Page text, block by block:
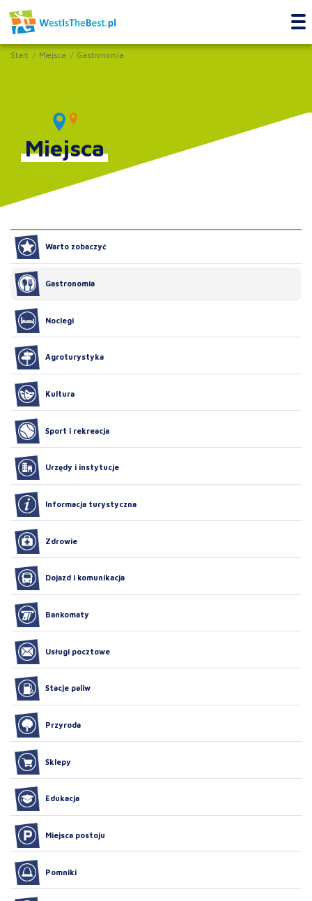
Start Miejsca Gastronomia
Miejsca
Warto zobaczyć
Gastronomia
Noclegi
Agroturystyka
Kultura
Sport i rekreacja
Urzędy i instytucje
Informacja turystyczna
Zdrowie
Dojazd i komunikacja
Bankomaty
Usługi pocztowe
Stacje paliw
Przyroda
Sklepy
Edukacja
Miejsca postoju
Pomniki